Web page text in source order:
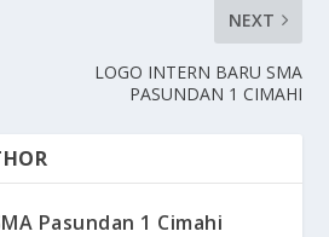
NEXT
LOGO INTERN BARU SMA
PASUNDAN 1 CIMAHI
Pasundan 1 Cimahi